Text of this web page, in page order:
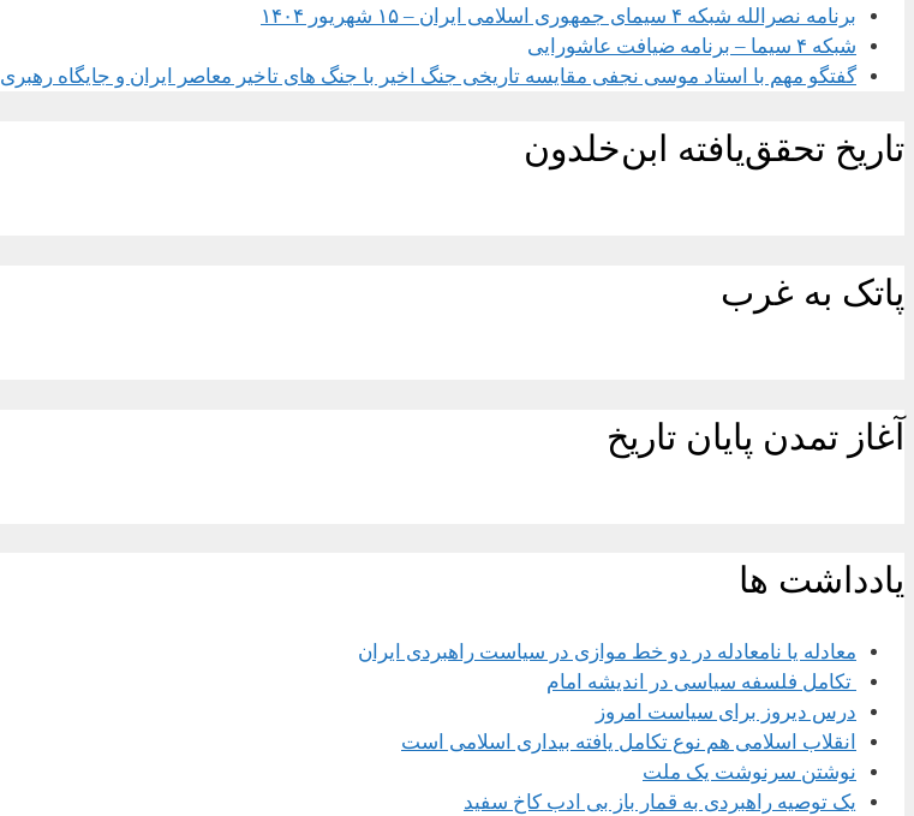
برنامه نصرالله شبکه ۴ سیمای جمهوری اسلامی ایران – ۱۵ شهریور ۱۴۰۴
شبکه ۴ سیما – برنامه ضیافت عاشورایی
گفتگو مهم با استاد موسی نجفی مقایسه تاریخی جنگ اخیر با جنگ های تاخیر معاصر ایران و جایگاه رهبری
تاریخ تحقق‌یافته ابن‌خلدون
پاتک به غرب
آغاز تمدن پایان تاریخ
یادداشت ها
معادله یا نامعادله در دو خط موازی در سیاست راهبردی ایران
تکامل فلسفه سیاسی در اندیشه امام
درس دیروز برای سیاست امروز
انقلاب اسلامی هم نوع تکامل یافته بیداری اسلامی است
نوشتن سرنوشت یک ملت
یک توصیه راهبردی به قمار باز بی ادب کاخ سفید